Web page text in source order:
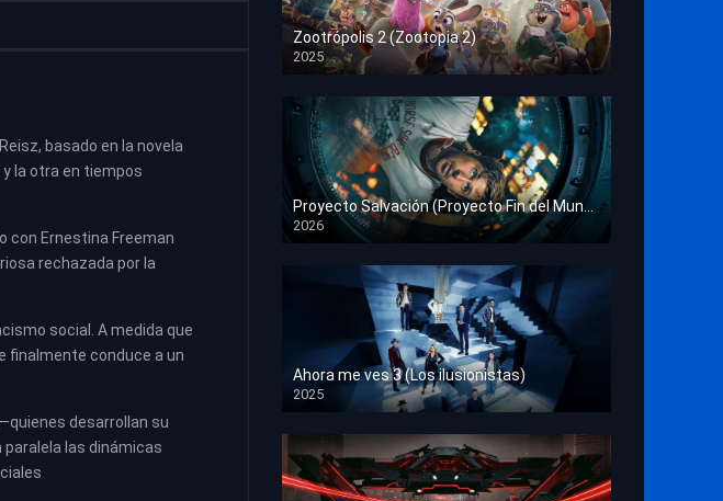
basado en la novela
la otra en tiempos
con Ernestina Freeman
rechazada por la
social. A medida que
finalmente conduce a un
desarrollan su
las dinámicas
Zootrópolis 2 (Zootopia 2)
2025
HD 1080p
Proyecto Salvación (Proyecto Fin del Mundo)
2026
HD 1080p
Ahora me ves 3 (Los ilusionistas)
2025
HD 1080p